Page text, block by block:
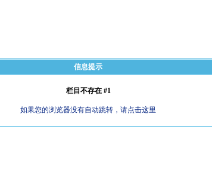
信息提示
栏目不存在 #1
如果您的浏览器没有自动跳转，请点击这里